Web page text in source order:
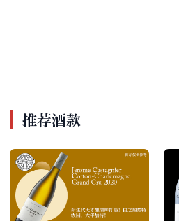
推荐酒款